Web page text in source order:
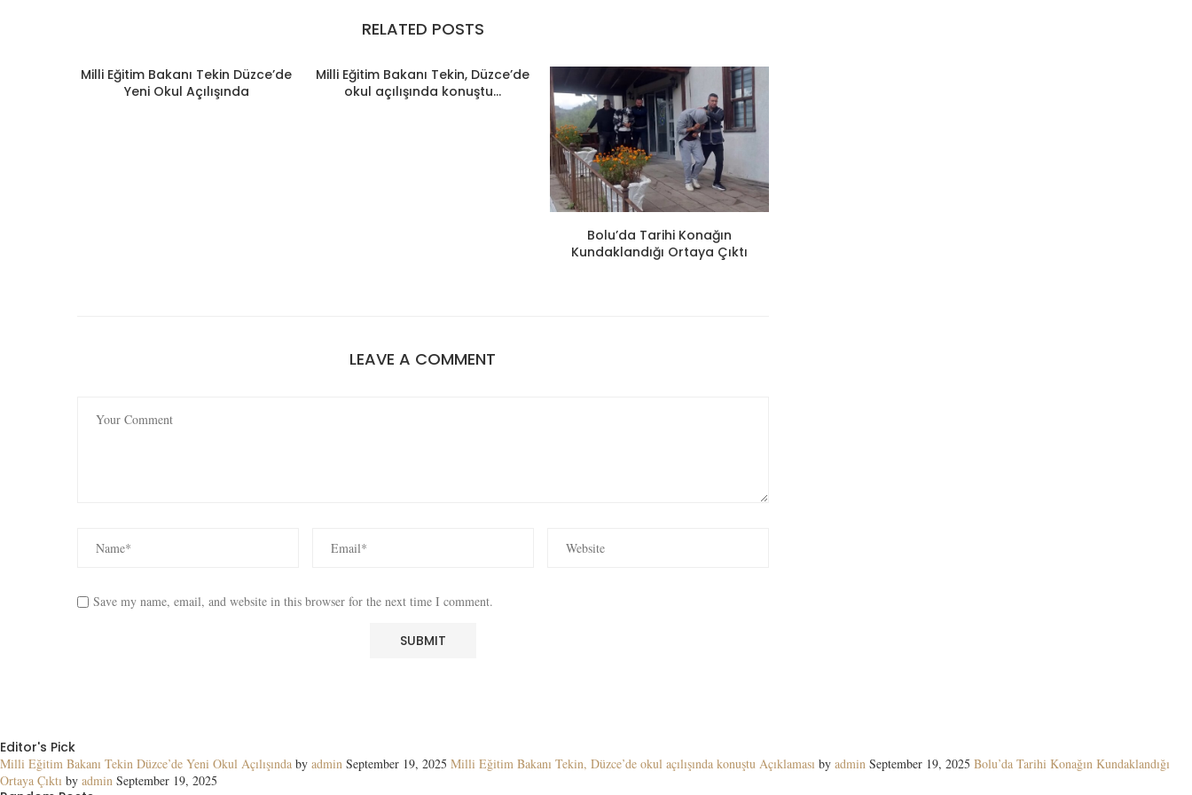
RELATED POSTS
Milli Eğitim Bakanı Tekin Düzce’de
Yeni Okul Açılışında
Milli Eğitim Bakanı Tekin, Düzce’de
okul açılışında konuştu...
Bolu’da Tarihi Konağın
Kundaklandığı Ortaya Çıktı
LEAVE A COMMENT
Save my name, email, and website in this browser for the next time I comment.
Editor's Pick
Milli Eğitim Bakanı Tekin Düzce’de Yeni Okul Açılışında by admin September 19, 2025 Milli Eğitim Bakanı Tekin, Düzce’de okul açılışında konuştu Açıklaması by admin September 19, 2025 Bolu’da Tarihi Konağın Kundaklandığı
Ortaya Çıktı by admin September 19, 2025